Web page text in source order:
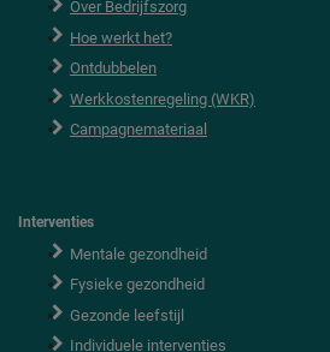
Over Bedrijfszorg
Hoe werkt het?
Ontdubbelen
Werkkostenregeling (WKR)
Campagnemateriaal
Interventies
Mentale gezondheid
Fysieke gezondheid
Gezonde leefstijl
Individuele interventies